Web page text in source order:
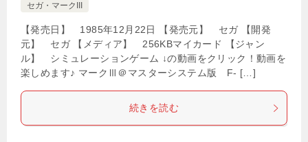
セガ・マークIII
【発売日】 1985年12月22日 【発売元】 セガ 【開発
元】 セガ 【メディア】 256KBマイカード 【ジャン
ル】 シミュレーションゲーム ↓の動画をクリック！動画を
楽しめます♪ マークⅢ＠マスターシステム版 F- […]
続きを読む